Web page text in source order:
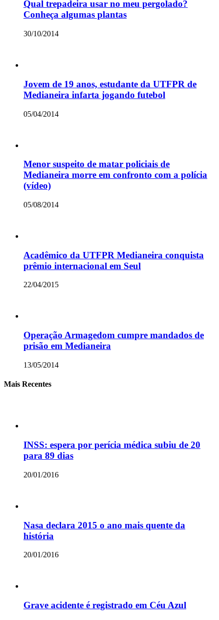
Qual trepadeira usar no meu pergolado?
Conheça algumas plantas
30/10/2014
Jovem de 19 anos, estudante da UTFPR de
Medianeira infarta jogando futebol
05/04/2014
Menor suspeito de matar policiais de
Medianeira morre em confronto com a polícia
(vídeo)
05/08/2014
Acadêmico da UTFPR Medianeira conquista
prêmio internacional em Seul
22/04/2015
Operação Armagedom cumpre mandados de
prisão em Medianeira
13/05/2014
Mais Recentes
INSS: espera por perícia médica subiu de 20
para 89 dias
20/01/2016
Nasa declara 2015 o ano mais quente da
história
20/01/2016
Grave acidente é registrado em Céu Azul